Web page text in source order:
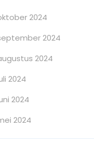
2024
2024
2024
2024
2024
2024